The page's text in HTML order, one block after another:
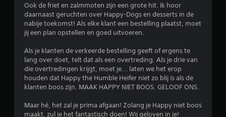
n
g
4
.
4
Ook de friet en zalmmoten zijn een grote hit. Ik hoor
daarnaast geruchten over Happy-Dogs en desserts in de
nabije toekomst! Als elke klant een bestelling plaatst, moet
jij een plan opstellen en goed uitvoeren.
Als je klanten de verkeerde bestelling geeft of ergens te
lang over doet, telt dat als een overtreding. Als je drie van
die overtredingen krijgt, moet je... laten we het erop
houden dat Happy the Humble Heifer niet zo blij is als de
klanten boos zijn. MAAK HAPPY NIET BOOS. GELOOF ONS.
Maar hé, het zal je prima afgaan! Zolang je Happy niet boos
maakt, zul je het fantastisch doen! Wij geloven in je!